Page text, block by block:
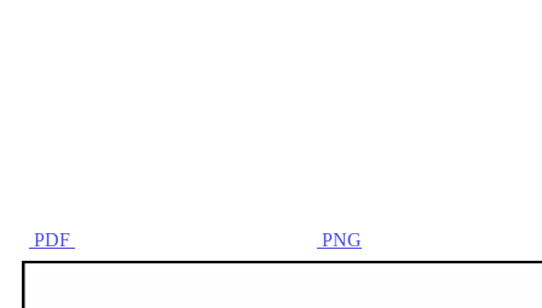
PDF PNG